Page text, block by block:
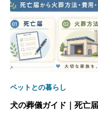
ペットとの暮らし
犬の葬儀ガイド｜死亡